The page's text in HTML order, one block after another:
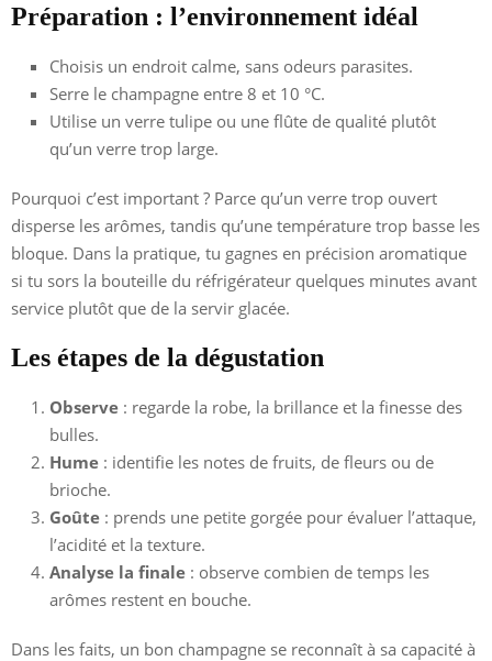
Préparation : l’environnement idéal
Choisis un endroit calme, sans odeurs parasites.
Serre le champagne entre 8 et 10 °C.
Utilise un verre tulipe ou une flûte de qualité plutôt
qu’un verre trop large.
Pourquoi c’est important ? Parce qu’un verre trop ouvert
disperse les arômes, tandis qu’une température trop basse les
bloque. Dans la pratique, tu gagnes en précision aromatique
si tu sors la bouteille du réfrigérateur quelques minutes avant
service plutôt que de la servir glacée.
Les étapes de la dégustation
Observe : regarde la robe, la brillance et la finesse des
bulles.
Hume : identifie les notes de fruits, de fleurs ou de
brioche.
Goûte : prends une petite gorgée pour évaluer l’attaque,
l’acidité et la texture.
Analyse la finale : observe combien de temps les
arômes restent en bouche.
Dans les faits, un bon champagne se reconnaît à sa capacité à